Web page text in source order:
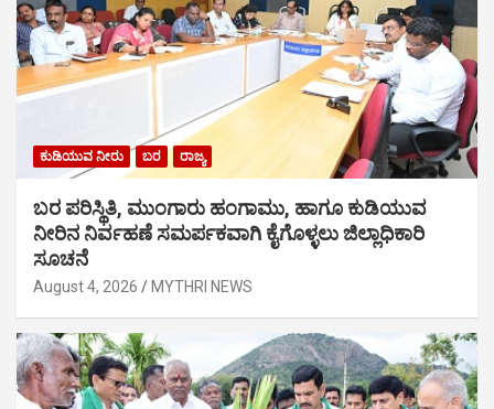
ಕುಡಿಯುವ ನೀರು ಬರ ರಾಜ್ಯ
ಬರ ಪರಿಸ್ಥಿತಿ, ಮುಂಗಾರು ಹಂಗಾಮು, ಹಾಗೂ ಕುಡಿಯುವ
ನೀರಿನ ನಿರ್ವಹಣೆ ಸಮರ್ಪಕವಾಗಿ ಕೈಗೊಳ್ಳಲು ಜಿಲ್ಲಾಧಿಕಾರಿ
ಸೂಚನೆ
August 4, 2026 MYTHRI NEWS